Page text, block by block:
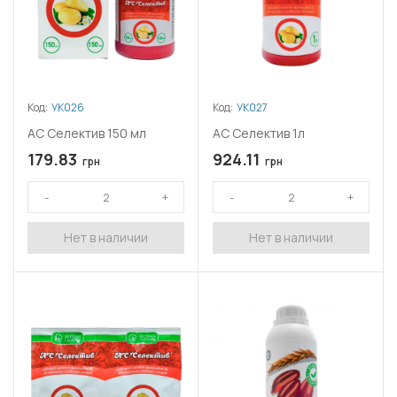
Код: УК026
АС Селектив 150 мл
179.83 грн
Нет в наличии
Код: УК027
АС Селектив 1л
924.11 грн
Нет в наличии